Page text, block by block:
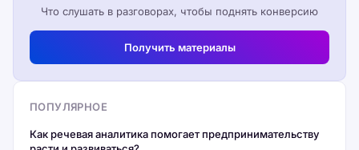
Что слушать в разговорах, чтобы поднять конверсию
Получить материалы
ПОПУЛЯРНОЕ
Как речевая аналитика помогает предпринимательству